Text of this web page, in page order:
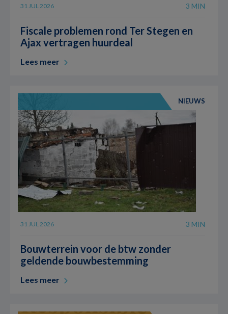
31 JUL 2026 3 MIN
Fiscale problemen rond Ter Stegen en
Ajax vertragen huurdeal
Lees meer
NIEUWS
31 JUL 2026 3 MIN
Bouwterrein voor de btw zonder
geldende bouwbestemming
Lees meer